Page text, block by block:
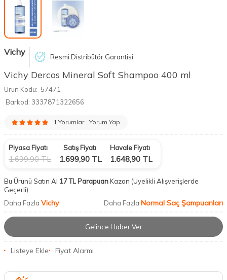
Vichy Resmi Distribütör Garantisi
Vichy Dercos Mineral Soft Shampoo 400 ml
Ürün Kodu: 57471
Barkod: 3337871322656
1 Yorumlar Yorum Yap
Piyasa Fiyatı
1.699,90TL
Satış Fiyatı
1.699,90 TL
Havale Fiyatı
1.648,90 TL
Bu Ürünü Satın Al 17 TL ParapuanKazan (Üyelikli Alışverişlerde
Geçerli)
Daha Fazla Vichy Daha Fazla Normal Saç Şampuanları
Gelince Haber Ver
Listeye Ekle Fiyat Alarmı